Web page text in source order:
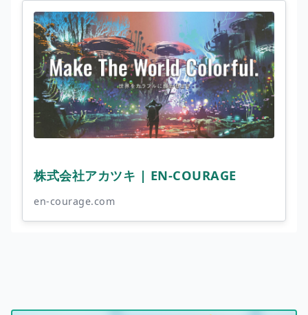
株式会社アカツキ | EN-COURAGE
en-courage.com